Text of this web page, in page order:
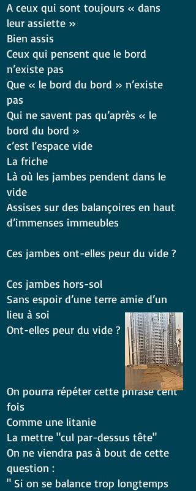
A ceux qui sont toujours « dans
leur assiette »
Bien assis
Ceux qui pensent que le bord
n’existe pas
Que « le bord du bord » n’existe
pas
Qui ne savent pas qu’après « le
bord du bord »
c’est l’espace vide
La friche
Là où les jambes pendent dans le
vide
Assises sur des balançoires en haut
d’immenses immeubles
Ces jambes ont-elles peur du vide ?
Ces jambes hors-sol
Sans espoir d’une terre amie d’un
lieu à soi
Ont-elles peur du vide ?
On pourra répéter cette phrase cent
fois
Comme une litanie
La mettre "cul par-dessus tête"
On ne viendra pas à bout de cette
question :
" Si on se balance trop longtemps